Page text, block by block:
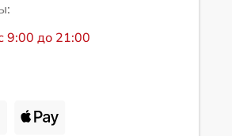
9:00 до 21:00